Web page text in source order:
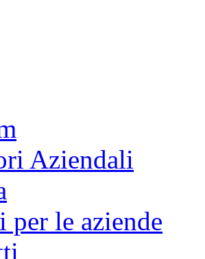
Aziendali
per le aziende